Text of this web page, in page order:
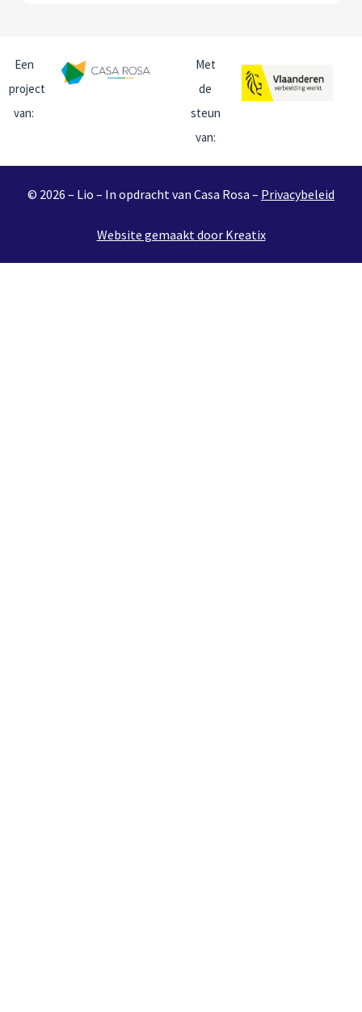
Een
project
van:
Met
de
steun
van:
© 2026 – Lio – In opdracht van Casa Rosa – Privacybeleid
Website gemaakt door Kreatix